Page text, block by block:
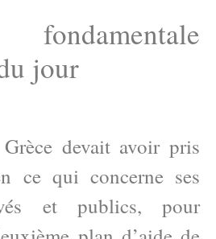
jour
devait avoir pris
ce qui concerne ses
et publics, pour